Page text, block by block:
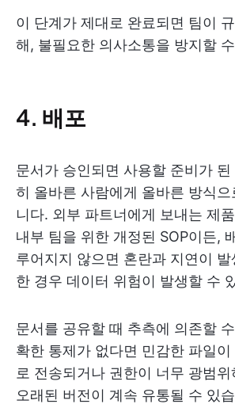
이 단계가 제대로 완료되면 팀이
해, 불필요한 의사소통을 방지할
4. 배포
문서가 승인되면 사용할 준비가 된
히 올바른 사람에게 올바른 방식
니다. 외부 파트너에게 보내는 제
내부 팀을 위한 개정된 SOP이든,
루어지지 않으면 혼란과 지연이
한 경우 데이터 위험이 발생할 수
문서를 공유할 때 추측에 의존할
확한 통제가 없다면 민감한 파일이
로 전송되거나 권한이 너무 광범
오래된 버전이 계속 유통될 수 있